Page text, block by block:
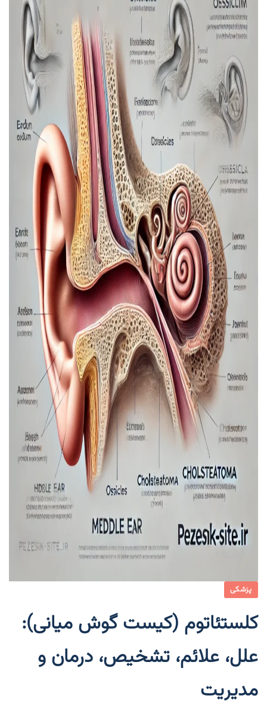
پزشکی
کلستئاتوم (کیست گوش میانی):
علل، علائم، تشخیص، درمان و
مدیریت